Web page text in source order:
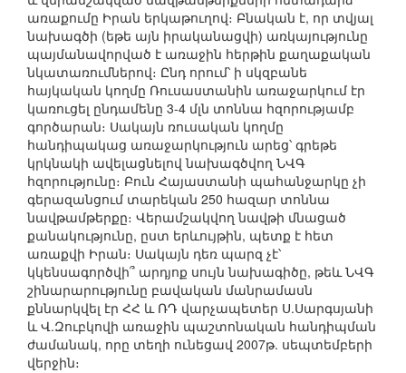
առաքումը Իրան երկաթուղով։ Բնական է, որ տվյալ
նախագծի (եթե այն իրականացվի) առկայությունը
պայմանավորված է առաջին հերթին քաղաքական
նկատառումներով։ Ընդ որում՝ ի սկզբանե
հայկական կողմը Ռուսաստանին առաջարկում էր
կառուցել ընդամենը 3-4 մլն տոննա հզորությամբ
գործարան։ Սակայն ռուսական կողմը
հանդիպակաց առաջարկություն արեց՝ գրեթե
կրկնակի ավելացնելով նախագծվող ՆՎԳ
հզորությունը։ Բուն Հայաստանի պահանջարկը չի
գերազանցում տարեկան 250 հազար տոննա
նավթամթերքը։ Վերամշակվող նավթի մնացած
քանակությունը, ըստ երևույթին, պետք է հետ
առաքվի Իրան։ Սակայն դեռ պարզ չէ՝
կկենսագործվի՞ արդյոք սույն նախագիծը, թեև ՆՎԳ
շինարարությունը բավական մանրամասն
քննարկվել էր ՀՀ և ՌԴ վարչապետեր Ս.Սարգսյանի
և Վ.Զուբկովի առաջին պաշտոնական հանդիպման
ժամանակ, որը տեղի ունեցավ 2007թ. սեպտեմբերի
վերջին։